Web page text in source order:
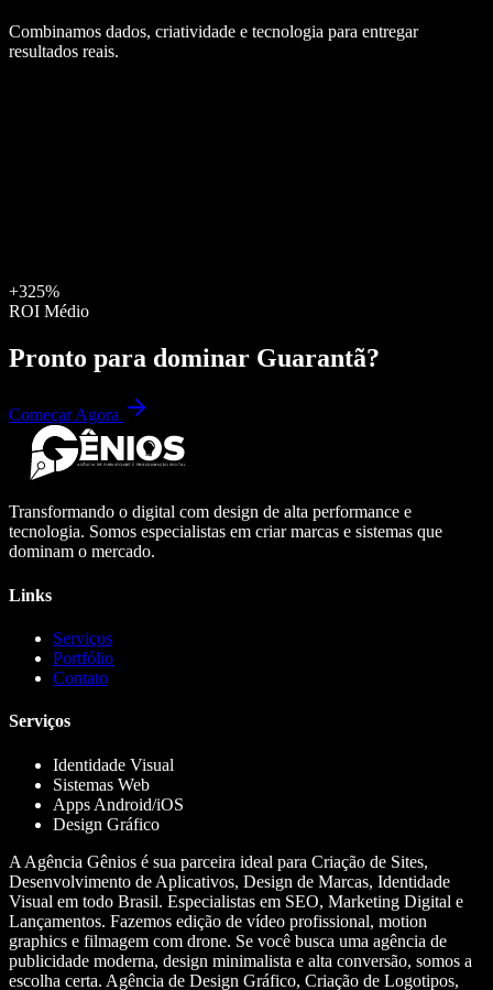
Combinamos dados, criatividade e tecnologia para entregar
resultados reais.
+325%
ROI Médio
Pronto para dominar Guarantã?
Começar Agora
Transformando o digital com design de alta performance e
tecnologia. Somos especialistas em criar marcas e sistemas que
dominam o mercado.
Links
Serviços
Portfólio
Contato
Serviços
Identidade Visual
Sistemas Web
Apps Android/iOS
Design Gráfico
A Agência Gênios é sua parceira ideal para Criação de Sites,
Desenvolvimento de Aplicativos, Design de Marcas, Identidade
Visual em todo Brasil. Especialistas em SEO, Marketing Digital e
Lançamentos. Fazemos edição de vídeo profissional, motion
graphics e filmagem com drone. Se você busca uma agência de
publicidade moderna, design minimalista e alta conversão, somos a
escolha certa. Agência de Design Gráfico, Criação de Logotipos,